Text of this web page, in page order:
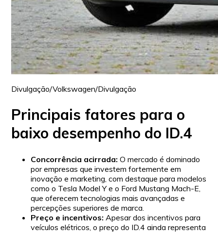
Divulgação/Volkswagen/Divulgação
Principais fatores para o
baixo desempenho do ID.4
Concorrência acirrada: O mercado é dominado
por empresas que investem fortemente em
inovação e marketing, com destaque para modelos
como o Tesla Model Y e o Ford Mustang Mach-E,
que oferecem tecnologias mais avançadas e
percepções superiores de marca.
Preço e incentivos: Apesar dos incentivos para
veículos elétricos, o preço do ID.4 ainda representa